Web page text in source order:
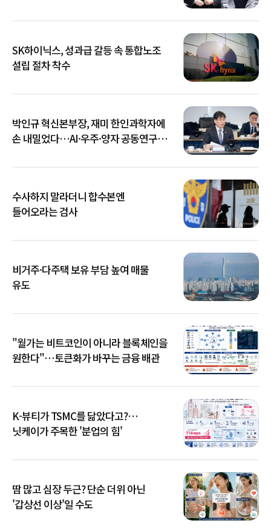
SK하이닉스, 성과급 갈등 속 통합노조
설립 절차 착수
박인규 혁신본부장, 재미 한인과학자에
손 내밀었다…AI·우주·양자 공동연구
수사하지 말라더니 합수본엔
들어오라는 검사
비거주·다주택 보유 부담 높여 매물
유도
"월가는 비트코인이 아니라 블록체인을
원한다"…토큰화가 바꾸는 금융 배관
K-뷰티가 TSMC를 닮았다고?…
닛케이가 주목한 '분업의 힘'
땀 많고 심장 두근? 단순 더위 아닌
'갑상선 이상'일 수도